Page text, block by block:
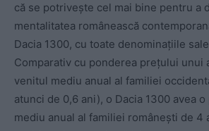
că se potrivește cel mai bine pentru a
mentalitatea românească
Dacia 1300, cu toate denominațiile
Comparativ cu ponderea prețului unui
venitul mediu anual al familiei
atunci de 0,6 ani), o Dacia 1300 avea
mediu anual al familiei românești de 4